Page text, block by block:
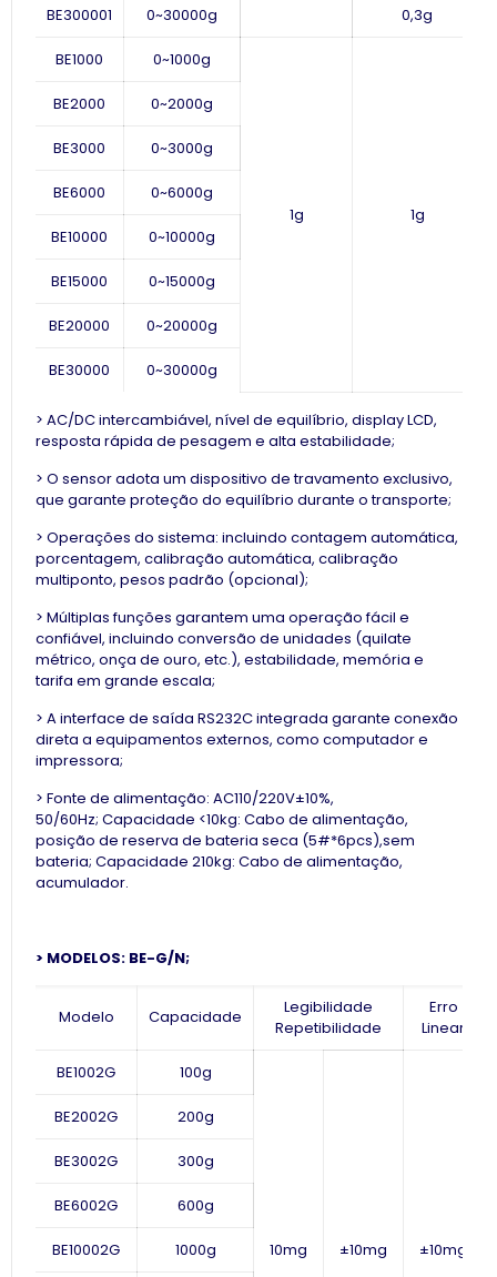
BE300001 0~30000g 0,3g
BE1000 0~1000g
1g 1g
BE2000 0~2000g
BE3000 0~3000g
BE6000 0~6000g
BE10000 0~10000g
BE15000 0~15000g
BE20000 0~20000g
BE30000 0~30000g
> AC/DC intercambiável, nível de equilíbrio, display LCD,
resposta rápida de pesagem e alta estabilidade;
> O sensor adota um dispositivo de travamento exclusivo,
que garante proteção do equilíbrio durante o transporte;
> Operações do sistema: incluindo contagem automática,
porcentagem, calibração automática, calibração
multiponto, pesos padrão (opcional);
> Múltiplas funções garantem uma operação fácil e
confiável, incluindo conversão de unidades (quilate
métrico, onça de ouro, etc.), estabilidade, memória e
tarifa em grande escala;
> A interface de saída RS232C integrada garante conexão
direta a equipamentos externos, como computador e
impressora;
> Fonte de alimentação: AC110/220V±10%,
50/60Hz; Capacidade <10kg: Cabo de alimentação,
posição de reserva de bateria seca (5#*6pcs),sem
bateria; Capacidade 210kg: Cabo de alimentação,
acumulador.
> MODELOS: BE-G/N;
Modelo Capacidade
Legibilidade
Repetibilidade
Erro
Linear
BE1002G 100g
10mg ±10mg ±10mg
BE2002G 200g
BE3002G 300g
BE6002G 600g
BE10002G 1000g